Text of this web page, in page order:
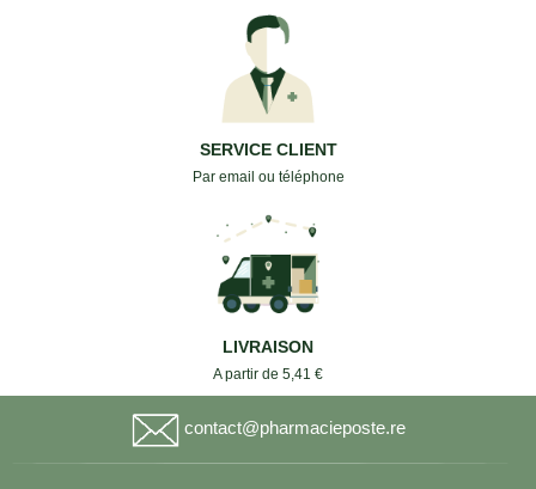
SERVICE CLIENT
Par email ou téléphone
LIVRAISON
A partir de 5,41 €
contact@pharmacieposte.re